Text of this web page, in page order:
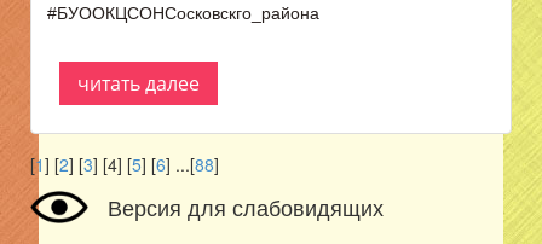
#БУООКЦСОНСосковскго_района
читать далее
[1] [2] [3] [4] [5] [6] ...[88]
Версия для слабовидящих